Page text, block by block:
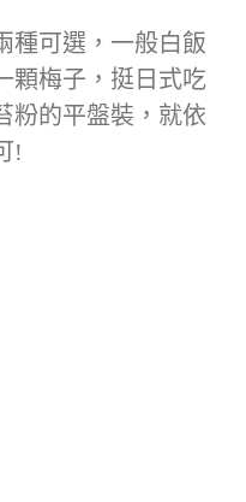
種可選，一般白飯
顆梅子，挺日式吃
粉的平盤裝，就依
!